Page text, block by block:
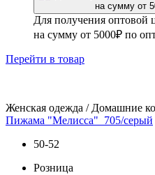
Для получения оптовой
на сумму от 5000₽ по
Перейти в товар
Женская одежда / Домашние
Пижама "Мелисса"_705/серый
50-52
Розница